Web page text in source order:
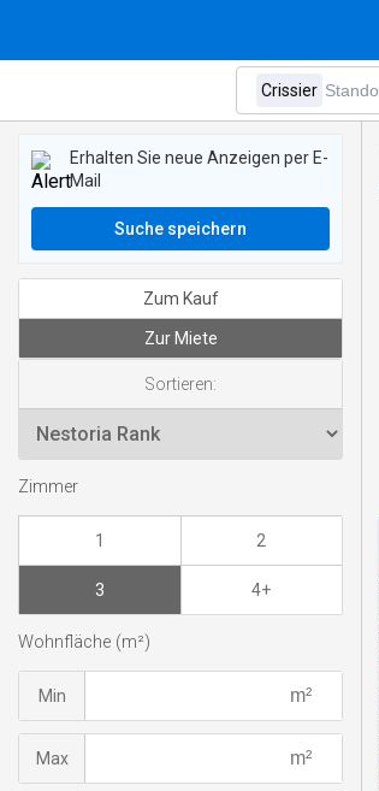
Erhalten Sie neue Anzeigen per E-
Mail
Suche speichern
Zum Kauf
Zur Miete
Sortieren:
Zimmer
1 2
3 4+
Wohnfläche (m²)
Min
Max